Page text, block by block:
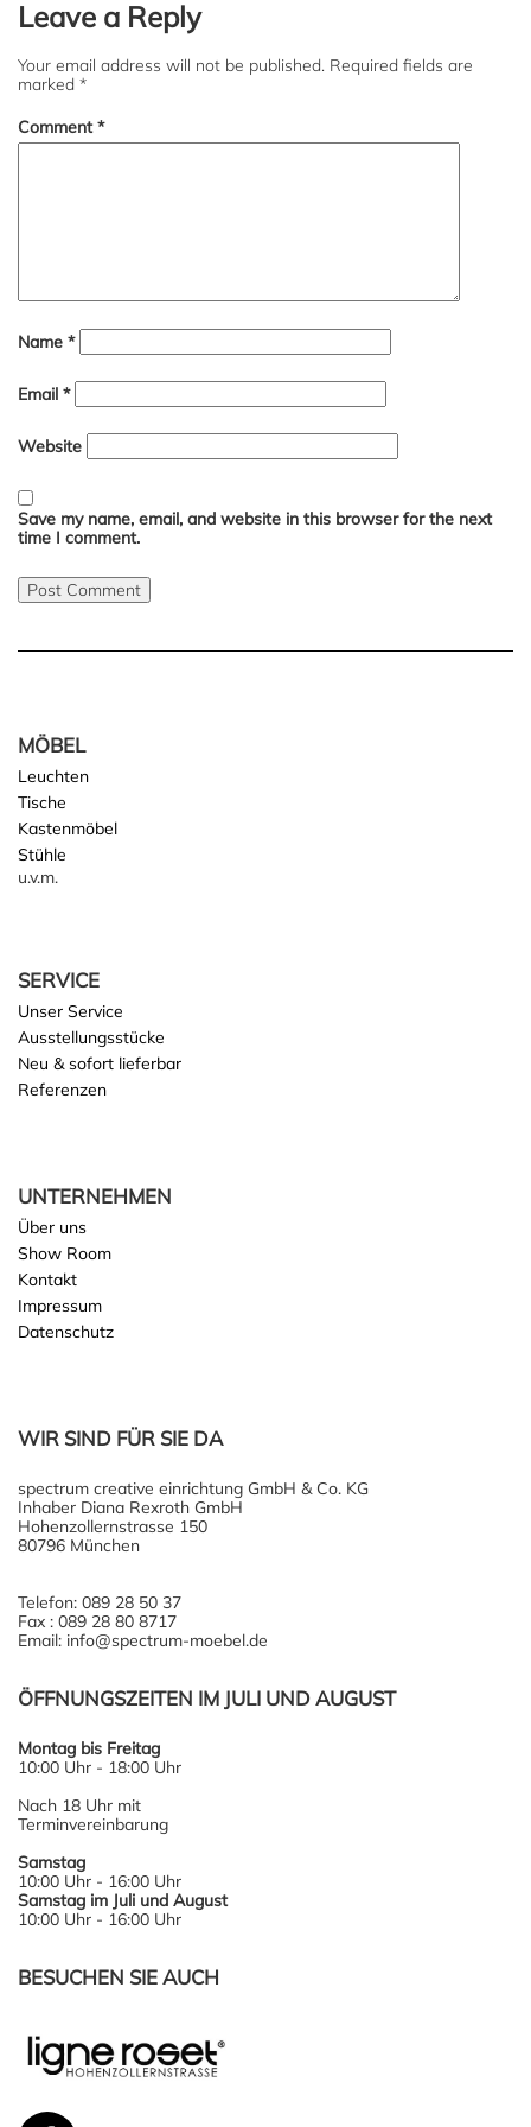
Leave a Reply
Your email address will not be published. Required fields are
marked *
Comment*
Name *
Email *
Website
Save my name, email, and website in this browser for the next
time I comment.
MÖBEL
Leuchten
Tische
Kastenmöbel
Stühle
u.v.m.
SERVICE
Unser Service
Ausstellungsstücke
Neu & sofort lieferbar
Referenzen
UNTERNEHMEN
Über uns
Show Room
Kontakt
Impressum
Datenschutz
WIR SIND FÜR SIE DA
spectrum creative einrichtung GmbH & Co. KG
Inhaber Diana Rexroth GmbH
Hohenzollernstrasse 150
80796 München
Telefon: 089 28 50 37
Fax : 089 28 80 8717
Email: info@spectrum-moebel.de
ÖFFNUNGSZEITEN IM JULI UND AUGUST
Montag bis Freitag
10:00 Uhr - 18:00 Uhr
Nach 18 Uhr mit
Terminvereinbarung
Samstag
10:00 Uhr - 16:00 Uhr
Samstag im Juli und August
10:00 Uhr - 16:00 Uhr
BESUCHEN SIE AUCH